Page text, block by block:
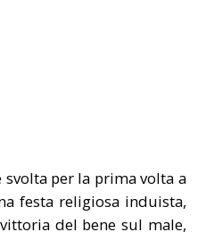
svolta per la prima volta a
festa religiosa induista,
del bene sul male,